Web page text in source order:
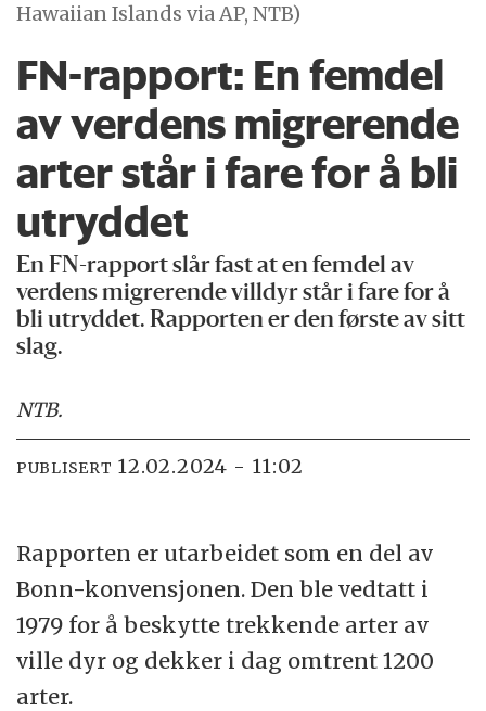
Hawaiian Islands via AP, NTB)
FN-rapport: En femdel
av verdens migrerende
arter står i fare for å bli
utryddet
En FN-rapport slår fast at en femdel av
verdens migrerende villdyr står i fare for å
bli utryddet. Rapporten er den første av sitt
slag.
NTB.
PUBLISERT 12.02.2024 - 11:02
Rapporten er utarbeidet som en del av
Bonn-konvensjonen. Den ble vedtatt i
1979 for å beskytte trekkende arter av
ville dyr og dekker i dag omtrent 1200
arter.